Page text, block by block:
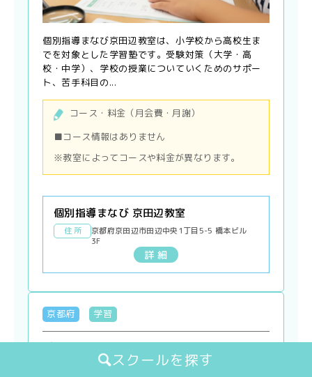
スクールを探す
個別指導まなび京田辺教室は、小学校から高校生ま
でを対象とした学習塾です。受験対策（大学・高
校・中学）、学校の授業についていくためのサポー
ト、苦手科目の...
コース・料金（月会費・月謝）
■コース情報はありません
※教室によってコースや料金が異なります。
個別指導まなび 京田辺教室
住 所
京都府京田辺市田辺中央1丁目5-5 橋本ビル
3F
詳 細
京都府 学習
成基学園 松井山手教室